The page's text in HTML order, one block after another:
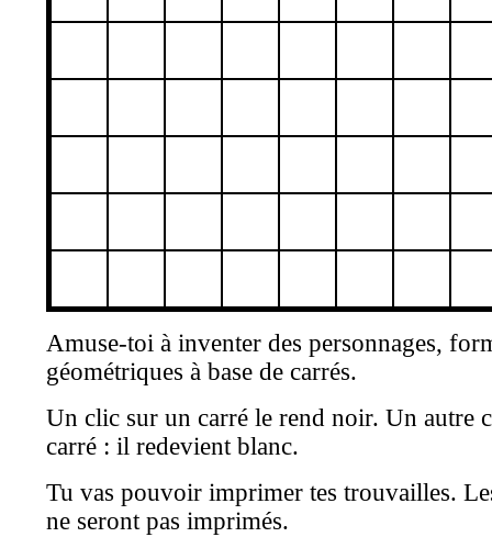
Amuse-toi à inventer des personnages,
géométriques à base de carrés.
Un clic sur un carré le rend noir. Un autre
carré : il redevient blanc.
Tu vas pouvoir imprimer tes trouvailles.
ne seront pas imprimés.